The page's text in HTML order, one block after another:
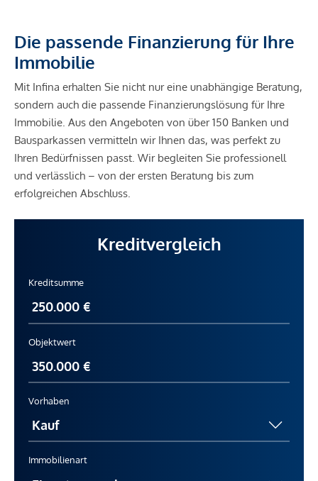
Die passende Finanzierung für Ihre
Immobilie
Mit Infina erhalten Sie nicht nur eine unabhängige Beratung,
sondern auch die passende Finanzierungslösung für Ihre
Immobilie. Aus den Angeboten von über 150 Banken und
Bausparkassen vermitteln wir Ihnen das, was perfekt zu
Ihren Bedürfnissen passt. Wir begleiten Sie professionell
und verlässlich – von der ersten Beratung bis zum
erfolgreichen Abschluss.
Kreditvergleich
Kreditsumme
Objektwert
Vorhaben
Immobilienart